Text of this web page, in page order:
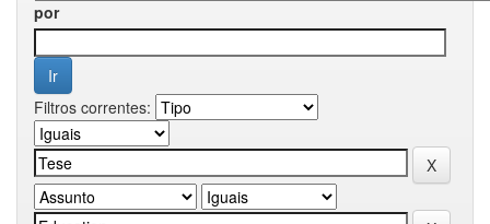
por
Filtros correntes: